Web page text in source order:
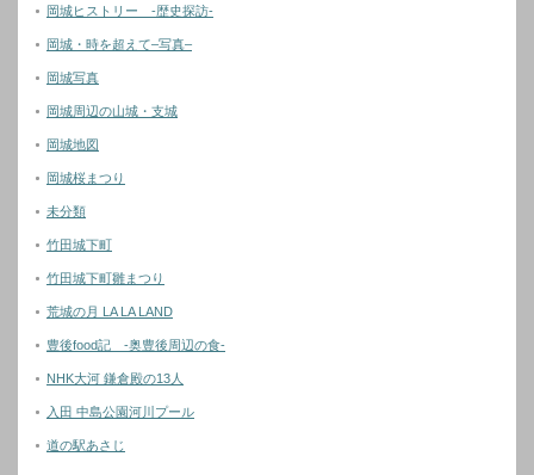
岡城ヒストリー -歴史探訪-
岡城・時を超えて–写真–
岡城写真
岡城周辺の山城・支城
岡城地図
岡城桜まつり
未分類
竹田城下町
竹田城下町雛まつり
荒城の月 LA LA LAND
豊後food記 -奥豊後周辺の食-
NHK大河 鎌倉殿の13人
入田 中島公園河川プール
道の駅あさじ